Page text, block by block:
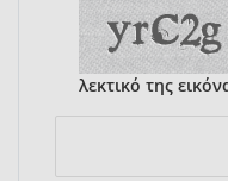
λεκτικό της